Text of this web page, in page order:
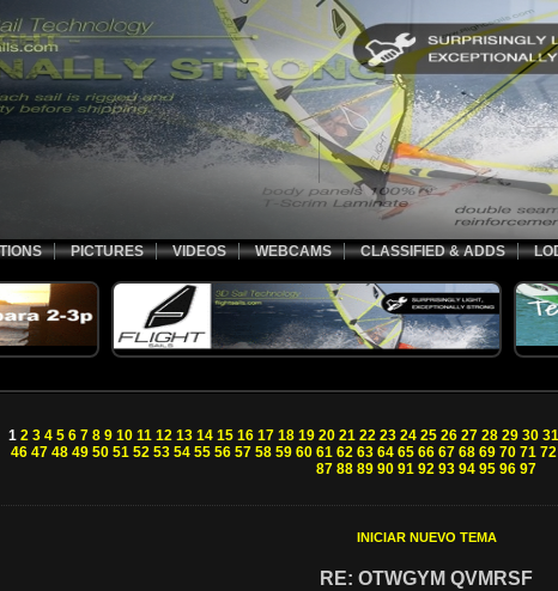
PICTURES VIDEOS WEBCAMS CLASSIFIED & ADDS
1 2 3 4 5 6 7 8 9 10 11 12 13 14 15 16 17 18 19 20 21 22 23 24 25 26 27 28 29 30 31
46 47 48 49 50 51 52 53 54 55 56 57 58 59 60 61 62 63 64 65 66 67 68 69 70 71 72
87 88 89 90 91 92 93 94 95 96 97
INICIAR NUEVO TEMA
RE: OTWGYM QVMRSF